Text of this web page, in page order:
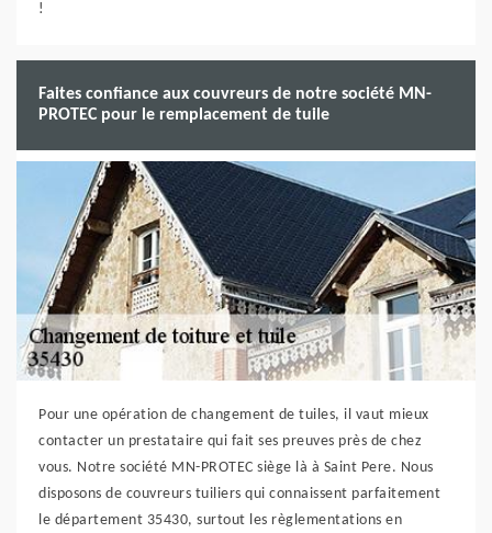
!
Faites confiance aux couvreurs de notre société MN-
PROTEC pour le remplacement de tuile
Pour une opération de changement de tuiles, il vaut mieux
contacter un prestataire qui fait ses preuves près de chez
vous. Notre société MN-PROTEC siège là à Saint Pere. Nous
disposons de couvreurs tuiliers qui connaissent parfaitement
le département 35430, surtout les règlementations en